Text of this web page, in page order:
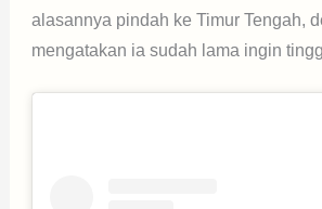
alasannya pindah ke Timur Tengah,
mengatakan ia sudah lama ingin